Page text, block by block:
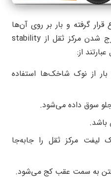
گرفته و بار بر روی آن‌ها
قرار می‌گیرد عواملی باعث خارج شدن مرکز ثقل از stability
بار از نوک شاخک‌ها استفاده
سوق داده می‌شود.
باشد.
لیفت مرکز ثقل را جابه‌جا
رفتن به سمت عقب کج می‌شود.